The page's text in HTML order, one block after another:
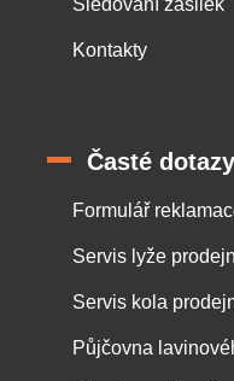
Kontakty
Časté dotazy
Formulář
Servis lyže
Servis kola
Půjčovna